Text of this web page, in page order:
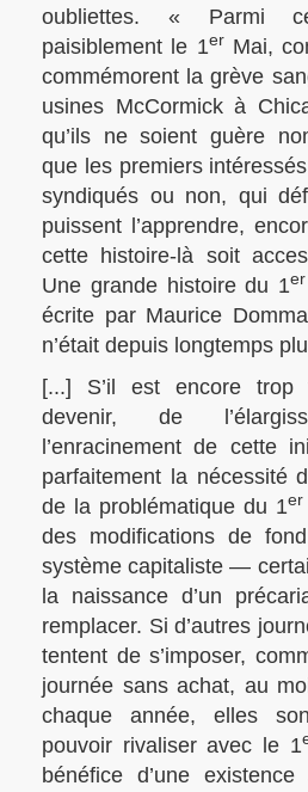
oubliettes. « Parmi
paisiblement le 1er Mai,
commémorent la grève
usines McCormick à
qu’ils ne soient guère
que les premiers
syndiqués ou non, qui
puissent l’apprendre,
cette histoire-là soit
Une grande histoire du 1er
écrite par Maurice
n’était depuis longtemps
[...] S’il est encore
devenir, de
l’enracinement de cette
parfaitement la nécessité
de la problématique du 1er
des modifications de
système capitaliste —
la naissance d’un
remplacer. Si d’autres
tentent de s’imposer,
journée sans achat, au
chaque année, elles
pouvoir rivaliser avec le 1
bénéfice d’une